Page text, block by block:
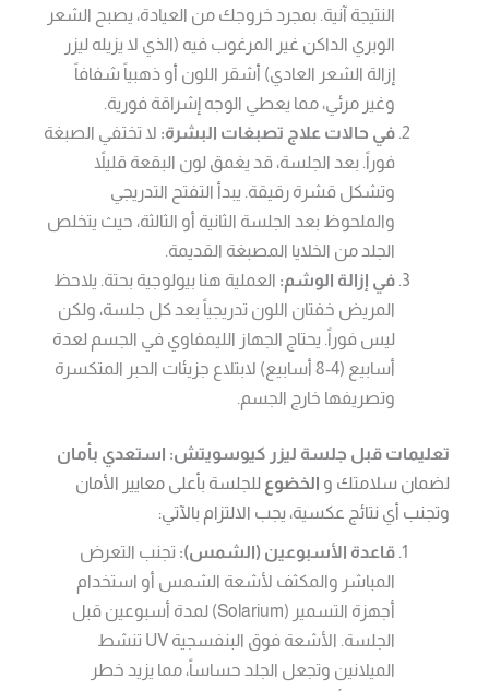
النتيجة آنية. بمجرد خروجك من العيادة، يصبح الشعر
الوبري الداكن غير المرغوب فيه (الذي لا يزيله ليزر
إزالة الشعر العادي) أشقر اللون أو ذهبياً شفافاً
وغير مرئي، مما يعطي الوجه إشراقة فورية.
في حالات علاج تصبغات البشرة: لا تختفي الصبغة
فوراً. بعد الجلسة، قد يغمق لون البقعة قليلاً
وتشكل قشرة رقيقة. يبدأ التفتح التدريجي
والملحوظ بعد الجلسة الثانية أو الثالثة، حيث يتخلص
الجلد من الخلايا المصبغة القديمة.
في إزالة الوشم: العملية هنا بيولوجية بحتة. يلاحظ
المريض خفتان اللون تدريجياً بعد كل جلسة، ولكن
ليس فوراً. يحتاج الجهاز الليمفاوي في الجسم لعدة
أسابيع (4-8 أسابيع) لابتلاع جزيئات الحبر المتكسرة
وتصريفها خارج الجسم.
تعليمات قبل جلسة ليزر كيوسويتش: استعدي بأمان
لضمان سلامتك و الخضوع للجلسة بأعلى معايير الأمان
وتجنب أي نتائج عكسية، يجب الالتزام بالآتي:
قاعدة الأسبوعين (الشمس): تجنب التعرض
المباشر والمكثف لأشعة الشمس أو استخدام
أجهزة التسمير (Solarium) لمدة أسبوعين قبل
الجلسة. الأشعة فوق البنفسجية UV تنشط
الميلانين وتجعل الجلد حساساً، مما يزيد خطر